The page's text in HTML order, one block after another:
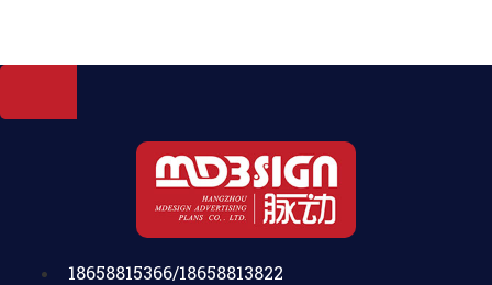
18658815366/18658813822